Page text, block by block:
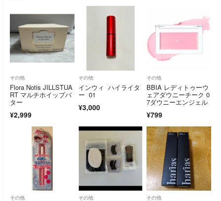
その他
Flora Notis JILLSTUA
RT マルチホイップバ
ター
¥2,999
その他
インウィ ハイライタ
ー 01
¥3,000
その他
BBIA レディトゥーウ
ェアダウニーチーク 0
7ダウニーエンジェル
¥799
その他 その他 その他